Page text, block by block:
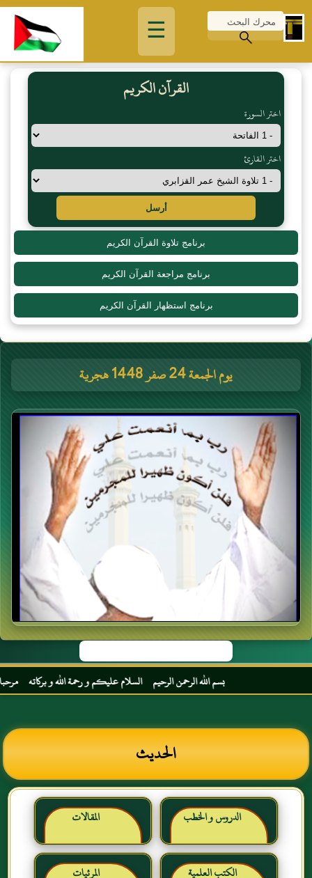
☰
القرآن الكريم
اختر السورة
اختر القارئ
أرسل
برنامج تلاوة القرآن الكريم
برنامج مراجعة القرآن الكريم
برنامج استظهار القرآن الكريم
يوم الجمعة 24 صفر 1448 هجرية
بسم الله الرحمن الرحيم السلام عليكم و رحمة الله و بركاته مرحبا
الحديث
الدروس و الخطب المقالات
الكتب العلمية المرئيات